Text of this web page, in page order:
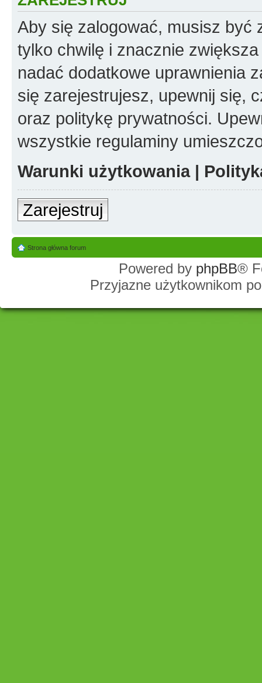
Aby się zalogować, musisz być
tylko chwilę i znacznie
nadać dodatkowe uprawnienia
się zarejestrujesz, upewnij się,
oraz politykę prywatności.
wszystkie regulaminy
Warunki użytkowania|
Zarejestruj
Strona główna forum
Powered by phpBB®
Przyjazne użytkownikom